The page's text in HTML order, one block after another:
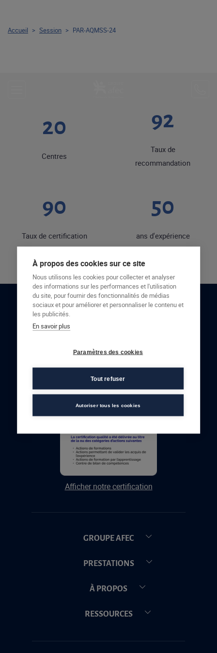
20
Centres
92
Taux de
recommandation
90
Taux de certification
50
ans d'expérience
RESTONS EN CONTACT
Afficher notre certification
GROUPE AFEC
PRESTATIONS
À PROPOS
RESSOURCES
Accueil > Session > PAR-AQMSS-24
À propos des cookies sur ce site
Nous utilisons les cookies pour collecter et analyser
des informations sur les performances et l'utilisation
du site, pour fournir des fonctionnalités de médias
sociaux et pour améliorer et personnaliser le contenu et
les publicités.
En savoir plus
Paramètres des cookies
Tout refuser
Autoriser tous les cookies